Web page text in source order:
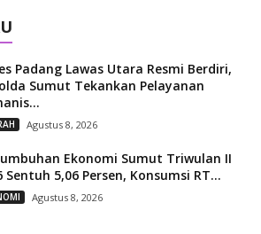
Padang Lawas Utara Resmi Berdiri,
Sumut Tekankan Pelayanan
Agustus 8, 2026
Ekonomi Sumut Triwulan II
Sentuh 5,06 Persen, Konsumsi RT...
Agustus 8, 2026